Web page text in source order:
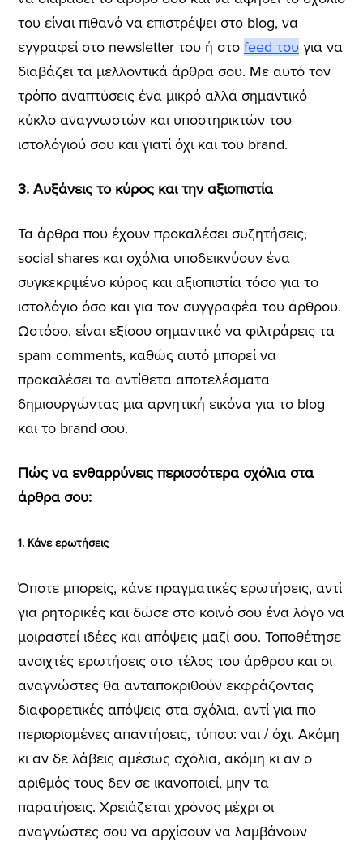
του είναι πιθανό να επιστρέψει στο blog, να
εγγραφεί στο newsletter του ή στο feed τουγια να
διαβάζει τα μελλοντικά άρθρα σου. Με αυτό τον
τρόπο αναπτύσεις ένα μικρό αλλά σημαντικό
κύκλο αναγνωστών και υποστηρικτών του
ιστολόγιού σου και γιατί όχι και του brand.
3. Αυξάνεις το κύρος και την αξιοπιστία
Τα άρθρα που έχουν προκαλέσει συζητήσεις,
social shares και σχόλια υποδεικνύουν ένα
συγκεκριμένο κύρος και αξιοπιστία τόσο για το
ιστολόγιο όσο και για τον συγγραφέα του άρθρου.
Ωστόσο, είναι εξίσου σημαντικό να φιλτράρεις τα
spam comments, καθώς αυτό μπορεί να
προκαλέσει τα αντίθετα αποτελέσματα
δημιουργώντας μια αρνητική εικόνα για το blog
και το brand σου.
Πώς να ενθαρρύνεις περισσότερα σχόλια στα
άρθρα σου:
1. Κάνε ερωτήσεις
Όποτε μπορείς, κάνε πραγματικές ερωτήσεις, αντί
για ρητορικές και δώσε στο κοινό σου ένα λόγο να
μοιραστεί ιδέες και απόψεις μαζί σου. Τοποθέτησε
ανοιχτές ερωτήσεις στο τέλος του άρθρου και οι
αναγνώστες θα ανταποκριθούν εκφράζοντας
διαφορετικές απόψεις στα σχόλια, αντί για πιο
περιορισμένες απαντήσεις, τύπου: ναι / όχι. Ακόμη
κι αν δε λάβεις αμέσως σχόλια, ακόμη κι αν ο
αριθμός τους δεν σε ικανοποιεί, μην τα
παρατήσεις. Χρειάζεται χρόνος μέχρι οι
αναγνώστες σου να αρχίσουν να λαμβάνουν